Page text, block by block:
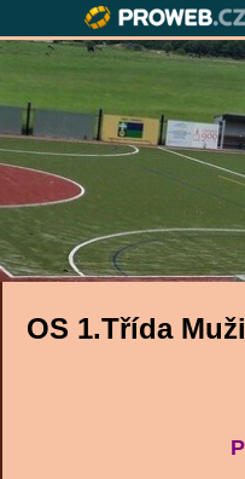
OS 1.Třída